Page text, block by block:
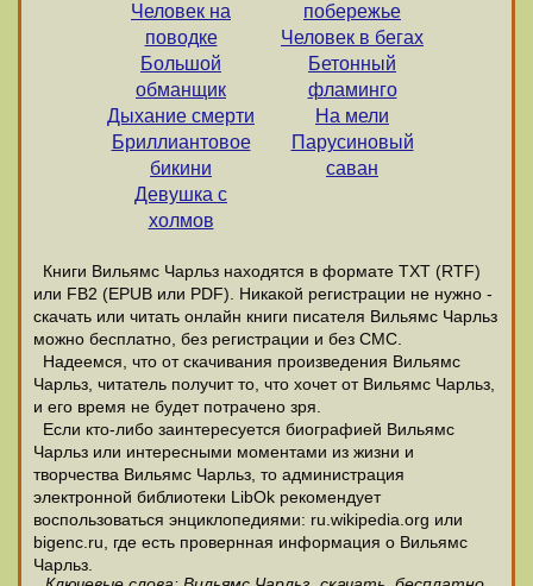
Человек на
поводке
Большой
обманщик
Дыхание смерти
Бриллиантовое
бикини
Девушка с
холмов
побережье
Человек в бегах
Бетонный
фламинго
На мели
Парусиновый
саван
Книги Вильямс Чарльз находятся в формате ТХТ (RTF)
или FB2 (EPUB или PDF). Никакой регистрации не нужно -
скачать или читать онлайн книги писателя Вильямс Чарльз
можно бесплатно, без регистрации и без СМС.
Надеемся, что от скачивания произведения Вильямс
Чарльз, читатель получит то, что хочет от Вильямс Чарльз,
и его время не будет потрачено зря.
Если кто-либо заинтересуется биографией Вильямс
Чарльз или интересными моментами из жизни и
творчества Вильямс Чарльз, то администрация
электронной библиотеки LibOk рекомендует
воспользоваться энциклопедиями: ru.wikipedia.org или
bigenc.ru, где есть провернная информация о Вильямс
Чарльз.